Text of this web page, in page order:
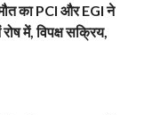
का PCI और EGI ने
में, विपक्ष सक्रिय,